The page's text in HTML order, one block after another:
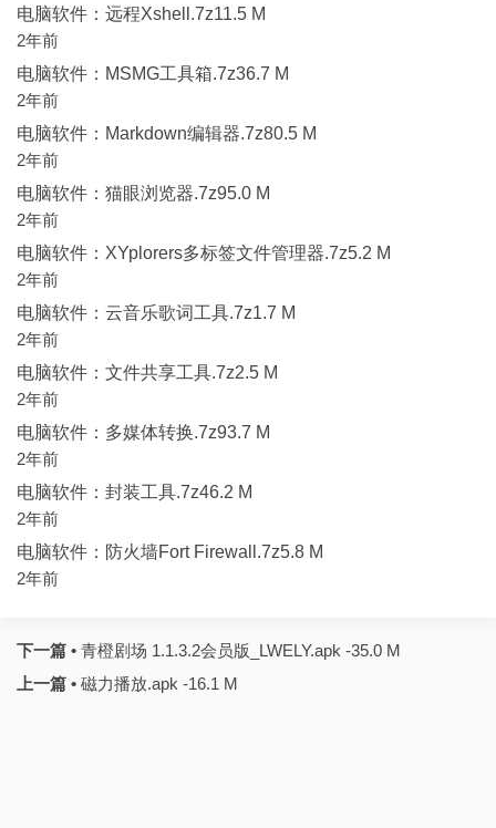
电脑软件：远程Xshell.7z11.5 M
2年前
电脑软件：MSMG工具箱.7z36.7 M
2年前
电脑软件：Markdown编辑器.7z80.5 M
2年前
电脑软件：猫眼浏览器.7z95.0 M
2年前
电脑软件：XYplorers多标签文件管理器.7z5.2 M
2年前
电脑软件：云音乐歌词工具.7z1.7 M
2年前
电脑软件：文件共享工具.7z2.5 M
2年前
电脑软件：多媒体转换.7z93.7 M
2年前
电脑软件：封装工具.7z46.2 M
2年前
电脑软件：防火墙Fort Firewall.7z5.8 M
2年前
下一篇 • 青橙剧场 1.1.3.2会员版_LWELY.apk -35.0 M
上一篇 • 磁力播放.apk -16.1 M